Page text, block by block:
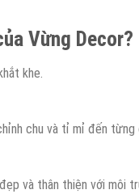
Vừng Decor?
khe.
chu và tỉ mỉ đến
và thân thiện với môi